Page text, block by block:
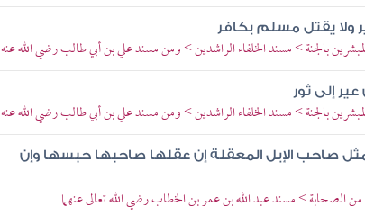
ولا يقتل مسلم بكافر
بالجنة > مسند الخلفاء الراشدين > ومن مسند علي بن أبي طالب رضي الله عنه
إلى ثور
بالجنة > مسند الخلفاء الراشدين > ومن مسند علي بن أبي طالب رضي الله عنه
صاحب الإبل المعقلة إن عقلها صاحبها حبسها وإن
الصحابة > مسند عبد الله بن عمر بن الخطاب رضي الله تعالى عنهما